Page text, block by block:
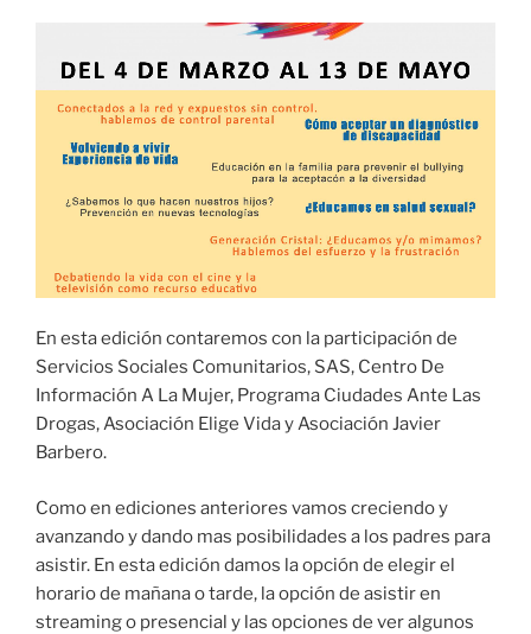
En esta edición contaremos con la participación de
Servicios Sociales Comunitarios, SAS, Centro De
Información A La Mujer, Programa Ciudades Ante Las
Drogas, Asociación Elige Vida y Asociación Javier
Barbero.
Como en ediciones anteriores vamos creciendo y
avanzando y dando mas posibilidades a los padres para
asistir. En esta edición damos la opción de elegir el
horario de mañana o tarde, la opción de asistir en
streaming o presencial y las opciones de ver algunos